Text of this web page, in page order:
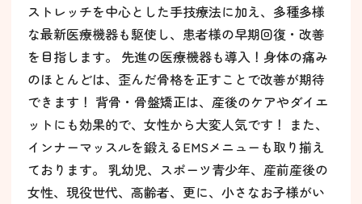
ストレッチを中心とした手技療法に加え、多種多様
な最新医療機器も駆使し、患者様の早期回復・改善
を目指します。 先進の医療機器も導入！身体の痛み
のほとんどは、歪んだ骨格を正すことで改善が期待
できます！ 背骨・骨盤矯正は、産後のケアやダイエ
ットにも効果的で、女性から大変人気です！ また、
インナーマッスルを鍛えるEMSメニューも取り揃え
ております。 乳幼児、スポーツ青少年、産前産後の
女性、現役世代、高齢者、更に、小さなお子様がい